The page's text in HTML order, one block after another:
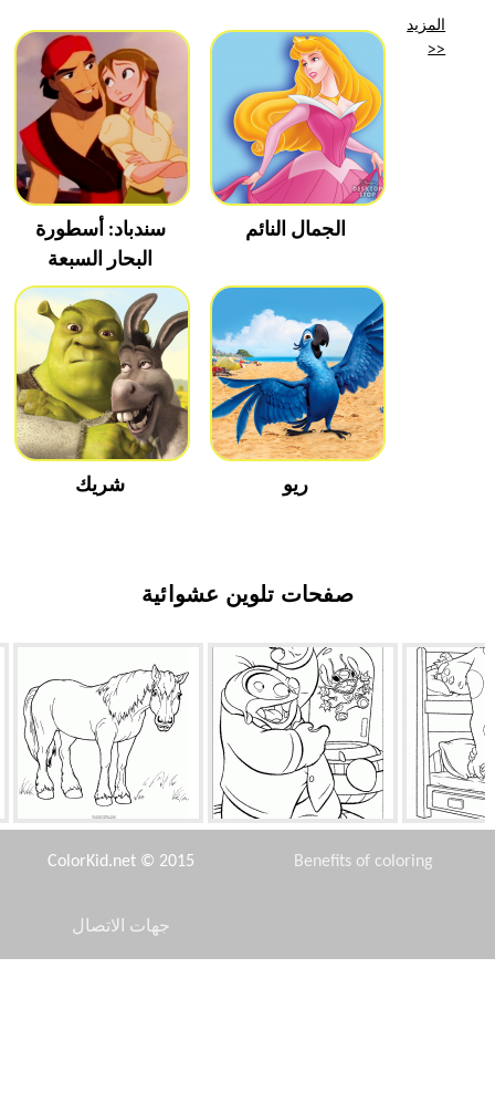
سندباد: أسطورة
البحار السبعة
الجمال النائم
شريك ريو
المزيد
>>
صفحات تلوين عشوائية
الحصان للنزهة جامبا والإبرة ومايك
ColorKid.net © 2015 Benefits of coloring
جهات الاتصال